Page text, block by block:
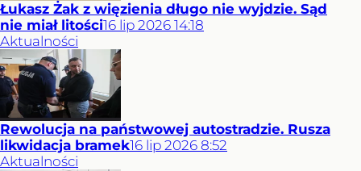
Łukasz Żak z więzienia długo nie wyjdzie. Sąd
nie miał litości16 lip 2026 14:18
Aktualności
Rewolucja na państwowej autostradzie. Rusza
likwidacja bramek16 lip 2026 8:52
Aktualności